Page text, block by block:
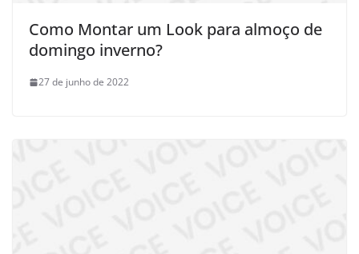
Como Montar um Look para almoço de
domingo inverno?
27 de junho de 2022